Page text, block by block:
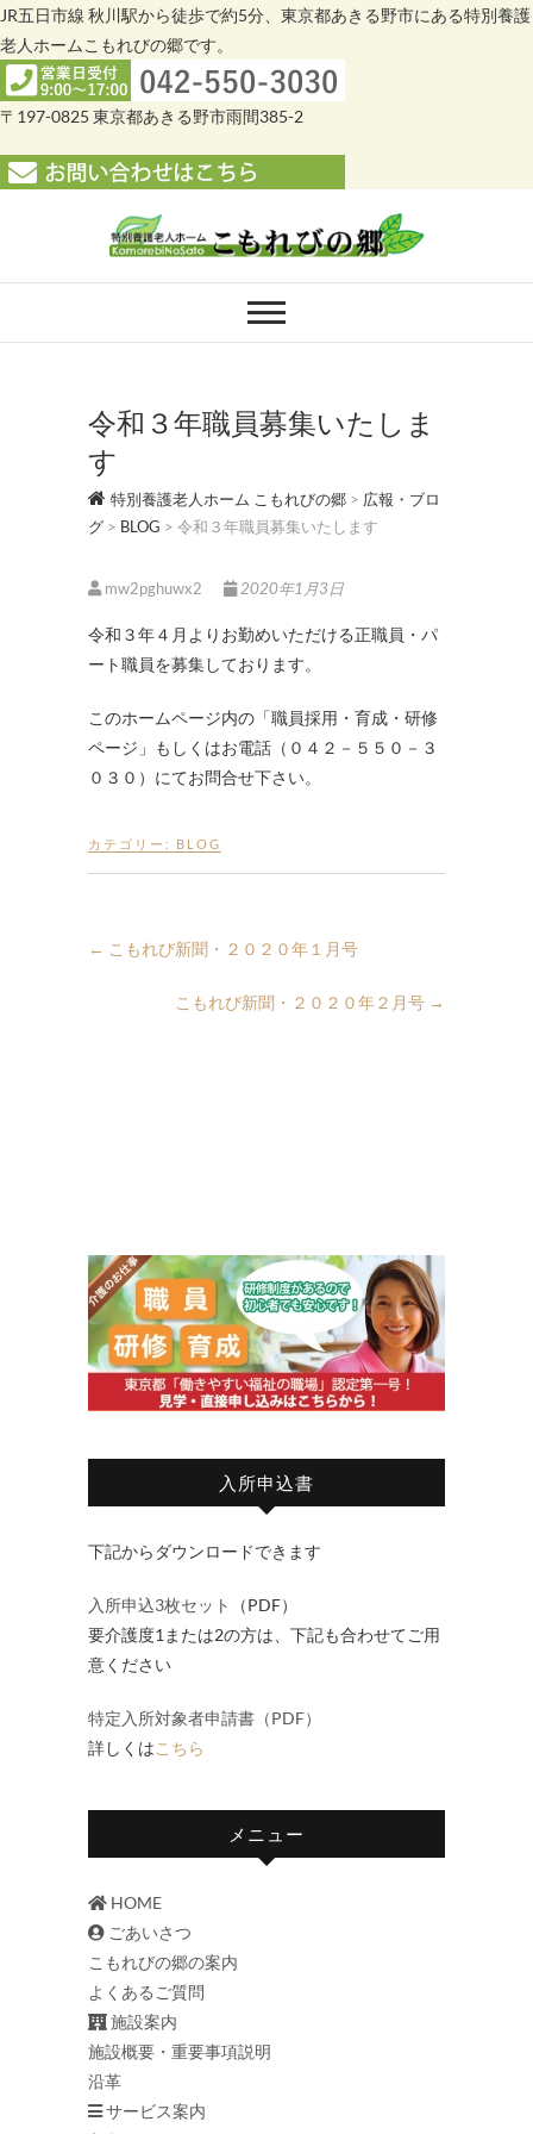
JR五日市線 秋川駅から徒歩で約5分、東京都あきる野市にある特別養護
老人ホームこもれびの郷です。
〒197-0825 東京都あきる野市雨間385-2
特別養護老人ホー
ム こもれびの郷
令和３年職員募集いたしま
す
特別養護老人ホーム こもれびの郷 > 広報・ブロ
グ > BLOG > 令和３年職員募集いたします
mw2pghuwx2 2020年1月3日
令和３年４月よりお勤めいただける正職員・パ
ート職員を募集しております。
このホームページ内の「職員採用・育成・研修
ページ」もしくはお電話（０４２－５５０－３
０３０）にてお問合せ下さい。
カテゴリー: BLOG
← こもれび新聞・２０２０年１月号
こもれび新聞・２０２０年２月号 →
入所申込書
下記からダウンロードできます
入所申込3枚セット
（PDF）
要介護度1または2の方は、下記も合わせてご用
意ください
特定入所対象者申請書（PDF）
詳しくはこちら
メニュー
HOME
ごあいさつ
こもれびの郷の案内
よくあるご質問
施設案内
施設概要・重要事項説明
沿革
サービス案内